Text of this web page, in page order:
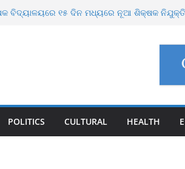
ସମ୍ଭାବ୍ୟ ବନ୍ୟା ମୁକାବିଲା ପାଇଁ ସରକାର ପ୍ରସ୍ତୁତ
ବିଦ୍ୟାଳୟରେ ୧୫ ଦିନ ମଧ୍ୟରେ ନୂଆ ଶିକ୍ଷକ ନିଯୁକ୍ତି
ବୁଲା ଗୋରୁଙ୍କ ପାଇଁ ଗୋଶାଳା ନିର୍ମାଣ କରିବ ଓଡ଼ିଶା
କଳା ବାଘୁଣୀ ଶିମିଳିପାଳରେ ମୃତ
ଆଉ ଏକ ଲଘୁଚାପ ସମ୍ଭାବନା
POLITICS CULTURAL HEALTH